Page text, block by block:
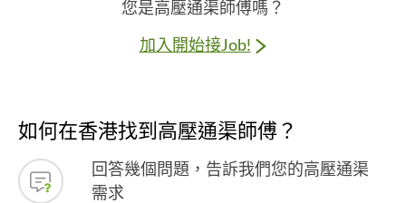
您是高壓通渠師傅嗎？
加入開始接Job!
如何在香港找到高壓通渠師傅？
回答幾個問題，告訴我們您的高壓通渠
需求